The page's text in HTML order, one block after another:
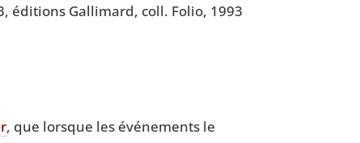
édi­tions Gal­li­mard, coll. Folio, 1993
, que lorsque les évé­ne­ments le